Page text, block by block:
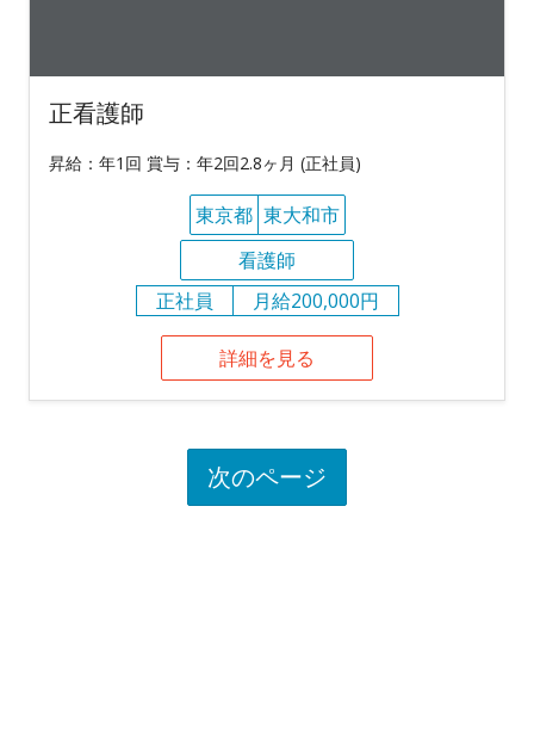
正看護師
昇給：年1回 賞与：年2回2.8ヶ月 (正社員)
東京都 東大和市
看護師
正社員
月給200,000円
詳細を見る
次のページ